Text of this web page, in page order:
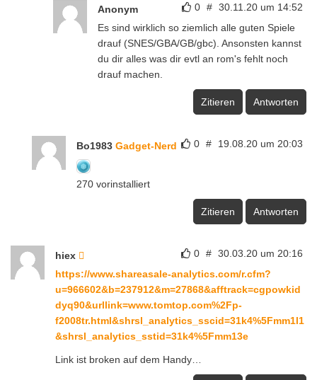
0 # 30.11.20 um 14:52
Anonym
Es sind wirklich so ziemlich alle guten Spiele
drauf (SNES/GBA/GB/gbc). Ansonsten kannst
du dir alles was dir evtl an rom's fehlt noch
drauf machen.
Zitieren Antworten
0 # 19.08.20 um 20:03
Bo1983 Gadget-Nerd
270 vorinstalliert
Zitieren Antworten
0 # 30.03.20 um 20:16
hiex
https://www.shareasale-analytics.com/r.cfm?
u=966602&b=237912&m=27868&afftrack=cgpowkid
dyq90&urllink=www.tomtop.com%2Fp-
f2008tr.html&shrsl_analytics_sscid=31k4%5Fmm1l1
&shrsl_analytics_sstid=31k4%5Fmm13e
Link ist broken auf dem Handy…